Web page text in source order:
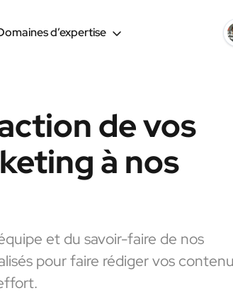
d’expertise
de vos
à nos
et du savoir-faire de nos
pour faire rédiger vos